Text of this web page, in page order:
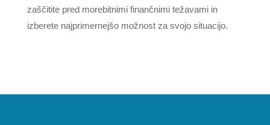
zaščitite pred morebitnimi finančnimi težavami in
izberete najprimernejšo možnost za svojo situacijo.